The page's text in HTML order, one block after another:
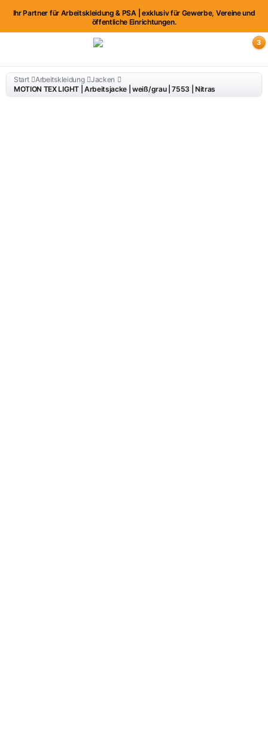
Ihr Partner für Arbeitskleidung & PSA | exklusiv für Gewerbe, Vereine und
öffentliche Einrichtungen.
3
Start Arbeitskleidung
Jacken
MOTION TEX LIGHT | Arbeitsjacke | weiß/grau | 7553 | Nitras